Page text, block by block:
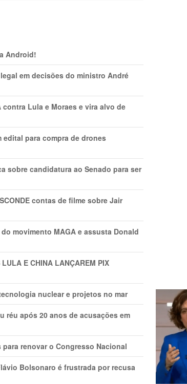
Android!
em decisões do ministro André
Lula e Moraes e vira alvo de
para compra de drones
sobre candidatura ao Senado para ser
contas de filme sobre Jair
movimento MAGA e assusta Donald
E CHINA LANÇAREM PIX
nuclear e projetos no mar
réu após 20 anos de acusações em
renovar o Congresso Nacional
Bolsonaro é frustrada por recusa